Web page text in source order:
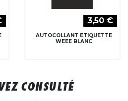
3,50 €
AUTOCOLLANT ETIQUETTE
WEEE BLANC
CONSULTÉ